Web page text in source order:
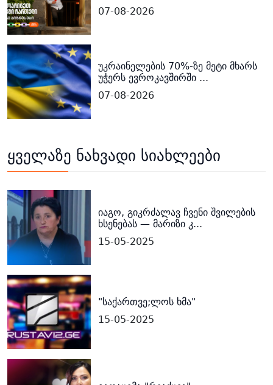
07-08-2026
უკრაინელების 70%-ზე მეტი მხარს
უჭერს ევროკავშირში ...
07-08-2026
ყველაზე ნახვადი სიახლეები
იაგო, გიკრძალავ ჩვენი შვილების
ხსენებას — მარიზი კ...
15-05-2025
"საქართვე;ლოს ხმა"
15-05-2025